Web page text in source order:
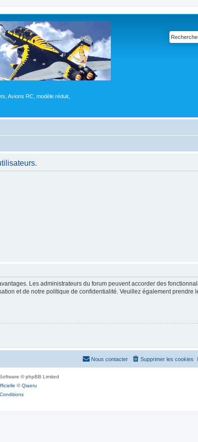
Avions RC, modèle réduit,
Les administrateurs du forum peuvent accorder des
et de notre politique de confidentialité. Veuillez également prendre
Supprimer les cookies
Nous contacter
© phpBB Limited
©Qiaeru
Conditions